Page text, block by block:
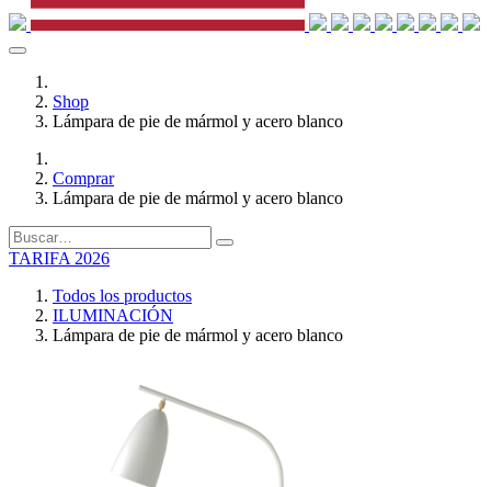
Shop
Lámpara de pie de mármol y acero blanco
Comprar
Lámpara de pie de mármol y acero blanco
TARIFA 2026
Todos los productos
ILUMINACIÓN
Lámpara de pie de mármol y acero blanco